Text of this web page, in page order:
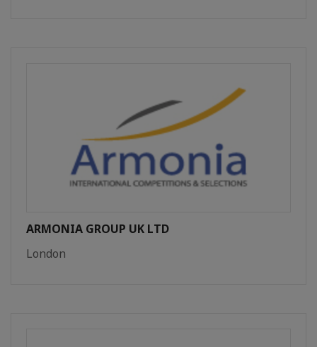
ARMONIA GROUP UK LTD
London